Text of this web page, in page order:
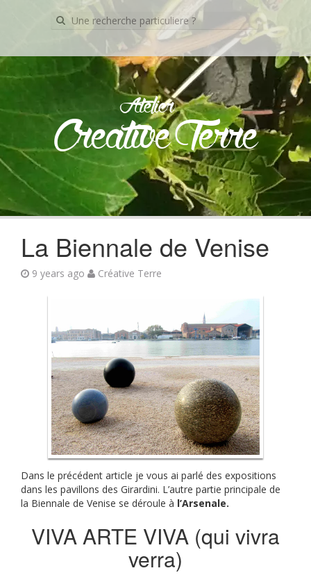
Recherche
pour:
Atelier
Creative Terre
Skip
to
La Biennale de Venise
9 years ago Créative Terre
Dans le précédent article je vous ai parlé des expositions
dans les pavillons des Girardini. L’autre partie principale de
la Biennale de Venise se déroule à l’Arsenale.
VIVA ARTE VIVA (qui vivra
verra)